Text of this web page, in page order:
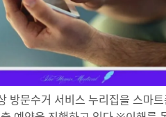
방문수거 서비스 누리집을 스마